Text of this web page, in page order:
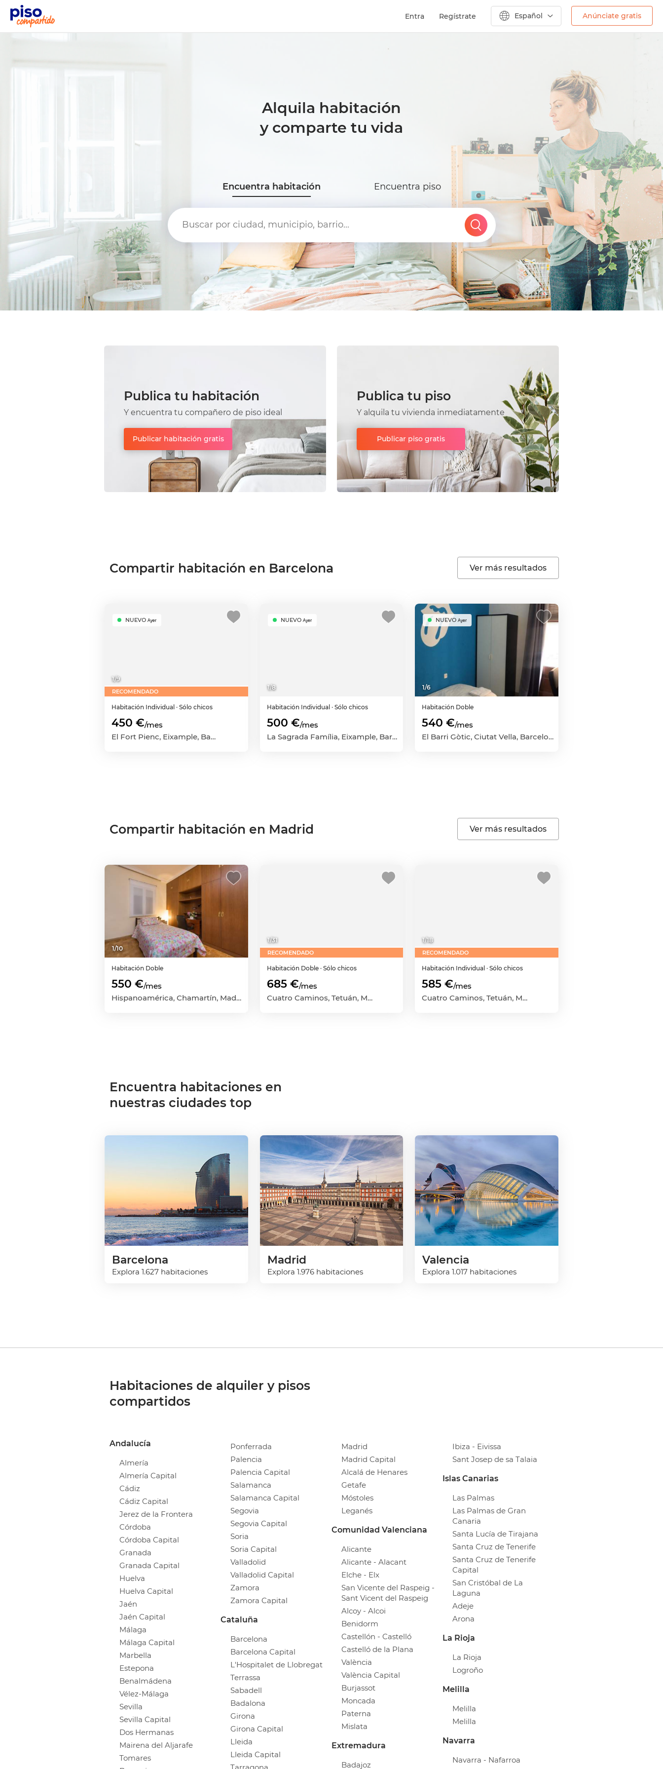
Entra Regístrate Español Anúnciate gratis
Alquila habitación
y comparte tu vida
Encuentra habitación Encuentra piso
Publica tu habitación
Y encuentra tu compañero de piso ideal
Publicar habitación gratis
Publica tu piso
Y alquila tu vivienda inmediatamente
Publicar piso gratis
Compartir habitación en Barcelona Ver más resultados
1/9
NUEVO Ayer
RECOMENDADO
Habitación Individual · Sólo chicos
450 €/mes
El Fort Pienc, Eixample, Barcelona Capital, Barcelona
1/8
NUEVO Ayer
Habitación Individual · Sólo chicos
500 €/mes
La Sagrada Família, Eixample, Barcelona Capital, Barcelona
1/6
NUEVOAyer
Habitación Doble
540 €/mes
El Barri Gòtic, Ciutat Vella, Barcelona Capital, Barcelona
Compartir habitación en Madrid Ver más resultados
1/10
Habitación Doble
550 €/mes
Hispanoamérica, Chamartín, Madrid Capital, Madrid
1/31
RECOMENDADO
Habitación Doble · Sólo chicos
685 €/mes
Cuatro Caminos, Tetuán, Madrid Capital, Madrid
1/18
RECOMENDADO
Habitación Individual · Sólo chicos
585 €/mes
Cuatro Caminos, Tetuán, Madrid Capital, Madrid
Encuentra habitaciones en
nuestras ciudades top
Barcelona
Explora 1.627 habitaciones
Madrid
Explora 1.976 habitaciones
Valencia
Explora 1.017 habitaciones
Habitaciones de alquiler y pisos
compartidos
Andalucía
Almería
Almería Capital
Cádiz
Cádiz Capital
Jerez de la Frontera
Córdoba
Córdoba Capital
Granada
Granada Capital
Huelva
Huelva Capital
Jaén
Jaén Capital
Málaga
Málaga Capital
Marbella
Estepona
Benalmádena
Vélez-Málaga
Sevilla
Sevilla Capital
Dos Hermanas
Mairena del Aljarafe
Tomares
Ponferrada
Palencia
Palencia Capital
Salamanca
Salamanca Capital
Segovia
Segovia Capital
Soria
Soria Capital
Valladolid
Valladolid Capital
Zamora
Zamora Capital
Cataluña
Barcelona
Barcelona Capital
L'Hospitalet de Llobregat
Terrassa
Sabadell
Badalona
Girona
Girona Capital
Lleida
Lleida Capital
Madrid
Madrid Capital
Alcalá de Henares
Getafe
Móstoles
Leganés
Comunidad Valenciana
Alicante
Alicante - Alacant
Elche - Elx
San Vicente del Raspeig -
Sant Vicent del Raspeig
Alcoy - Alcoi
Benidorm
Castellón - Castelló
Castelló de la Plana
València
València Capital
Burjassot
Moncada
Paterna
Mislata
Extremadura
Badajoz
Ibiza - Eivissa
Sant Josep de sa Talaia
Islas Canarias
Las Palmas
Las Palmas de Gran
Canaria
Santa Lucía de Tirajana
Santa Cruz de Tenerife
Santa Cruz de Tenerife
Capital
San Cristóbal de La
Laguna
Adeje
Arona
La Rioja
La Rioja
Logroño
Melilla
Melilla
Melilla
Navarra
Navarra - Nafarroa